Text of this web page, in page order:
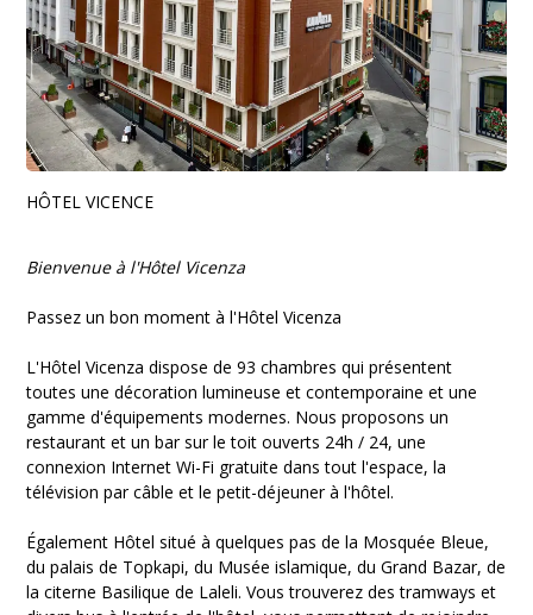
HÔTEL VICENCE
Bienvenue à l'Hôtel Vicenza
Passez un bon moment à l'Hôtel Vicenza
L'Hôtel Vicenza dispose de 93 chambres qui présentent
toutes une décoration lumineuse et contemporaine et une
gamme d'équipements modernes. Nous proposons un
restaurant et un bar sur le toit ouverts 24h / 24, une
connexion Internet Wi-Fi gratuite dans tout l'espace, la
télévision par câble et le petit-déjeuner à l'hôtel.
Également Hôtel situé à quelques pas de la Mosquée Bleue,
du palais de Topkapi, du Musée islamique, du Grand Bazar, de
la citerne Basilique de Laleli. Vous trouverez des tramways et